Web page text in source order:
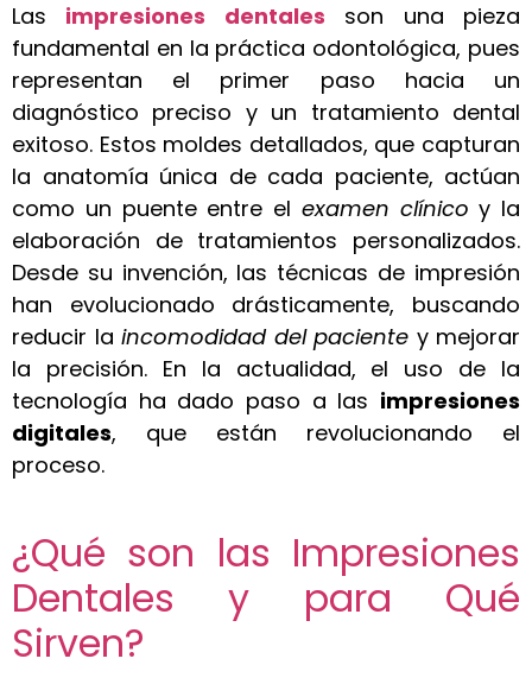
Las impresiones dentales son una pieza
fundamental en la práctica odontológica, pues
representan el primer paso hacia un
diagnóstico preciso y un tratamiento dental
exitoso. Estos moldes detallados, que capturan
la anatomía única de cada paciente, actúan
como un puente entre el examen clínico y la
elaboración de tratamientos personalizados.
Desde su invención, las técnicas de impresión
han evolucionado drásticamente, buscando
reducir la incomodidad del paciente y mejorar
la precisión. En la actualidad, el uso de la
tecnología ha dado paso a las impresiones
digitales, que están revolucionando el
proceso.
¿Qué son las Impresiones
Dentales y para Qué
Sirven?